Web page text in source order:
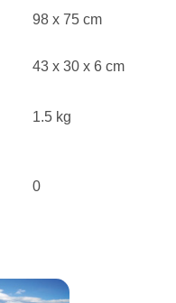
98 x 75 cm
43 x 30 x 6 cm
1.5 kg
0